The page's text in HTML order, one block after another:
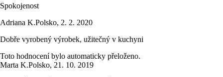
Spokojenost
Adriana K.Polsko, 2. 2. 2020
Dobře vyrobený výrobek, užitečný v kuchyni
Toto hodnocení bylo automaticky přeloženo.
Marta K.Polsko, 21. 10. 2019